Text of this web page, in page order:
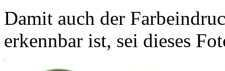
Damit auch der
erkennbar ist, sei dieses